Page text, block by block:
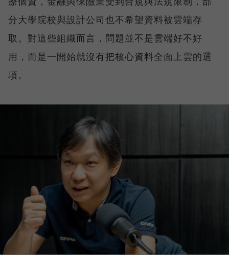
分大學院校與設計公司也不希望資料被雲端存
取。對這些組織而言，問題並不是雲端好不好
用，而是一開始就沒有把核心資料全面上雲的選
項。